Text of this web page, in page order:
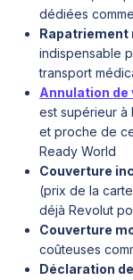
dédiées
Rapatriement
indispensable
transport
Annulation de
est supérieur à
et proche de
Ready World
Couverture
(prix de la
déjà Revolut
Couverture
coûteuses
Déclaration